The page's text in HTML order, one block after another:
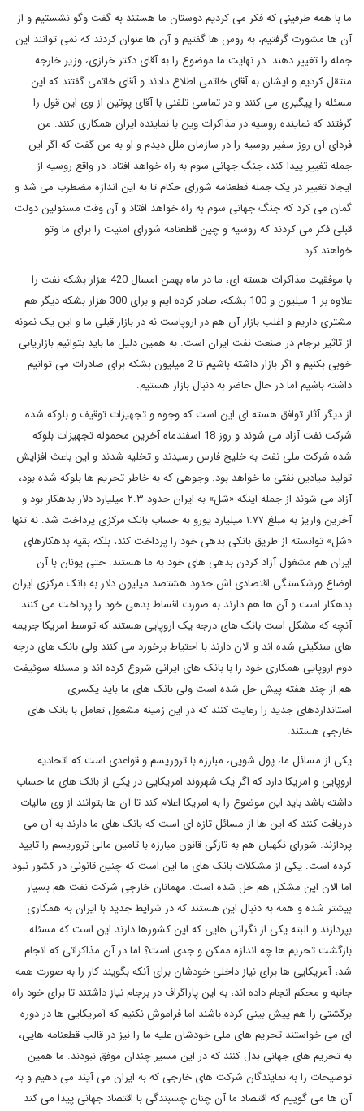
ما با همه طرفینی که فکر می کردیم دوستان ما هستند به گفت وگو نشستیم و از
آن ها مشورت گرفتیم، به روس ها گفتیم و آن ها عنوان کردند که نمی توانند این
جمله را تغییر دهند. در نهایت ما موضوع را به آقای دکتر خرازی، وزیر خارجه
منتقل کردیم و ایشان به آقای خاتمی اطلاع دادند و آقای خاتمی گفتند که این
مسئله را پیگیری می کنند و در تماسی تلفنی با آقای پوتین از وی این قول را
گرفتند که نماینده روسیه در مذاکرات وین با نماینده ایران همکاری کنند. من
فردای آن روز سفیر روسیه را در سازمان ملل دیدم و او به من گفت که اگر این
جمله تغییر پیدا کند، جنگ جهانی سوم به راه خواهد افتاد. در واقع روسیه از
ایجاد تغییر در یک جمله قطعنامه شورای حکام تا به این اندازه مضطرب می شد و
گمان می کرد که جنگ جهانی سوم به راه خواهد افتاد و آن وقت مسئولین دولت
قبلی فکر می کردند که روسیه و چین قطعنامه شورای امنیت را برای ما وتو
خواهند کرد.
با موفقیت مذاکرات هسته ای، ما در ماه بهمن امسال 420 هزار بشکه نفت را
علاوه بر 1 میلیون و 100 بشکه، صادر کرده ایم و برای 300 هزار بشکه دیگر هم
مشتری داریم و اغلب بازار آن هم در اروپاست نه در بازار قبلی ما و این یک نمونه
از تاثیر برجام در صنعت نفت ایران است. به همین دلیل ما باید بتوانیم بازاریابی
خوبی بکنیم و اگر بازار داشته باشیم تا 2 میلیون بشکه برای صادرات می توانیم
داشته باشیم اما در حال حاضر به دنبال بازار هستیم.
از دیگر آثار توافق هسته ای این است که وجوه و تجهیزات توقیف و بلوکه شده
شرکت نفت آزاد می شوند و روز 18 اسفندماه آخرین محموله تجهیزات بلوکه
شده شرکت ملی نفت به خلیج فارس رسیدند و تخلیه شدند و این باعث افزایش
تولید میادین نفتی ما خواهد بود. وجوهی که به خاطر تحریم ها بلوکه شده بود،
آزاد می شوند از جمله اینکه «شل» به ایران حدود ۲.۳ میلیارد دلار بدهکار بود و
آخرین واریز به مبلغ ۱.۷۷ میلیارد یورو به حساب بانک مرکزی پرداخت شد. نه تنها
«شل» توانسته از طریق بانکی بدهی خود را پرداخت کند، بلکه بقیه بدهکارهای
ایران هم مشغول آزاد کردن بدهی های خود به ما هستند. حتی یونان با آن
اوضاع ورشکستگی اقتصادی اش حدود هشتصد میلیون دلار به بانک مرکزی ایران
بدهکار است و آن ها هم دارند به صورت اقساط بدهی خود را پرداخت می کنند.
آنچه که مشکل است بانک های درجه یک اروپایی هستند که توسط امریکا جریمه
های سنگینی شده اند و الان دارند با احتیاط برخورد می کنند ولی بانک های درجه
دوم اروپایی همکاری خود را با بانک های ایرانی شروع کرده اند و مسئله سوئیفت
هم از چند هفته پیش حل شده است ولی بانک های ما باید یکسری
استانداردهای جدید را رعایت کنند که در این زمینه مشغول تعامل با بانک های
خارجی هستند.
یکی از مسائل ما، پول شویی، مبارزه با تروریسم و قواعدی است که اتحادیه
اروپایی و امریکا دارد که اگر یک شهروند امریکایی در یکی از بانک های ما حساب
داشته باشد باید این موضوع را به امریکا اعلام کند تا آن ها بتوانند از وی مالیات
دریافت کنند که این ها از مسائل تازه ای است که بانک های ما دارند به آن می
پردازند. شورای نگهبان هم به تازگی قانون مبارزه با تامین مالی تروریسم را تایید
کرده است. یکی از مشکلات بانک های ما این است که چنین قانونی در کشور نبود
اما الان این مشکل هم حل شده است. مهمانان خارجی شرکت نفت هم بسیار
بیشتر شده و همه به دنبال این هستند که در شرایط جدید با ایران به همکاری
بپردازند و البته یکی از نگرانی هایی که این کشورها دارند این است که مسئله
بازگشت تحریم ها چه اندازه ممکن و جدی است؟ اما در آن مذاکراتی که انجام
شد، آمریکایی ها برای نیاز داخلی خودشان برای آنکه بگویند کار را به صورت همه
جانبه و محکم انجام داده اند، به این پاراگراف در برجام نیاز داشتند تا برای خود راه
برگشتی را هم پیش بینی کرده باشند اما فراموش نکنیم که آمریکایی ها در دوره
ای می خواستند تحریم های ملی خودشان علیه ما را نیز در قالب قطعنامه هایی،
به تحریم های جهانی بدل کنند که در این مسیر چندان موفق نبودند. ما همین
توضیحات را به نمایندگان شرکت های خارجی که به ایران می آیند می دهیم و به
آن ها می گوییم که اقتصاد ما آن چنان چسبندگی با اقتصاد جهانی پیدا می کند